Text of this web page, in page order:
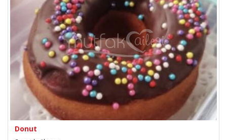
Donut